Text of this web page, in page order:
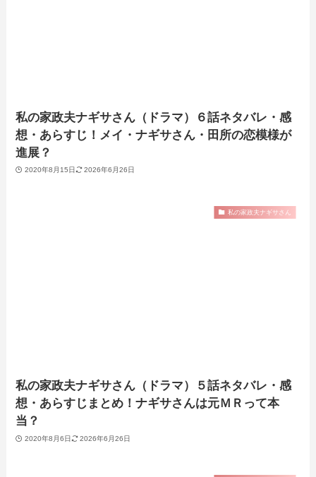
私の家政夫ナギサさん（ドラマ）６話ネタバレ・感
想・あらすじ！メイ・ナギサさん・田所の恋模様が
進展？
2020年8月15日 2026年6月26日
私の家政夫ナギサさん
私の家政夫ナギサさん（ドラマ）５話ネタバレ・感
想・あらすじまとめ！ナギサさんは元ＭＲって本
当？
2020年8月6日 2026年6月26日